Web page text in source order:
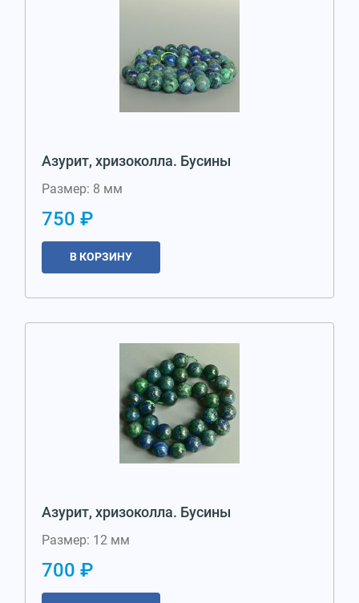
Азурит, хризоколла. Бусины
Размер: 8 мм
750 ₽
В КОРЗИНУ
Азурит, хризоколла. Бусины
Размер: 12 мм
700 ₽